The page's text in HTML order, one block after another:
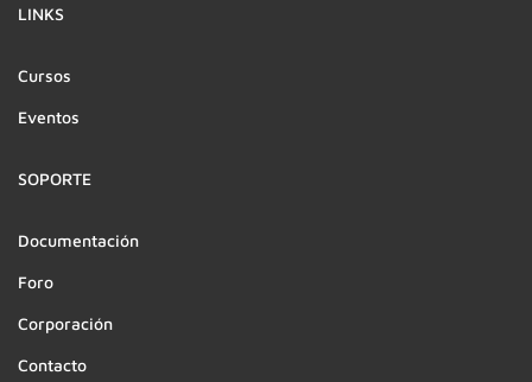
LINKS
Cursos
Eventos
SOPORTE
Documentación
Foro
Corporación
Contacto